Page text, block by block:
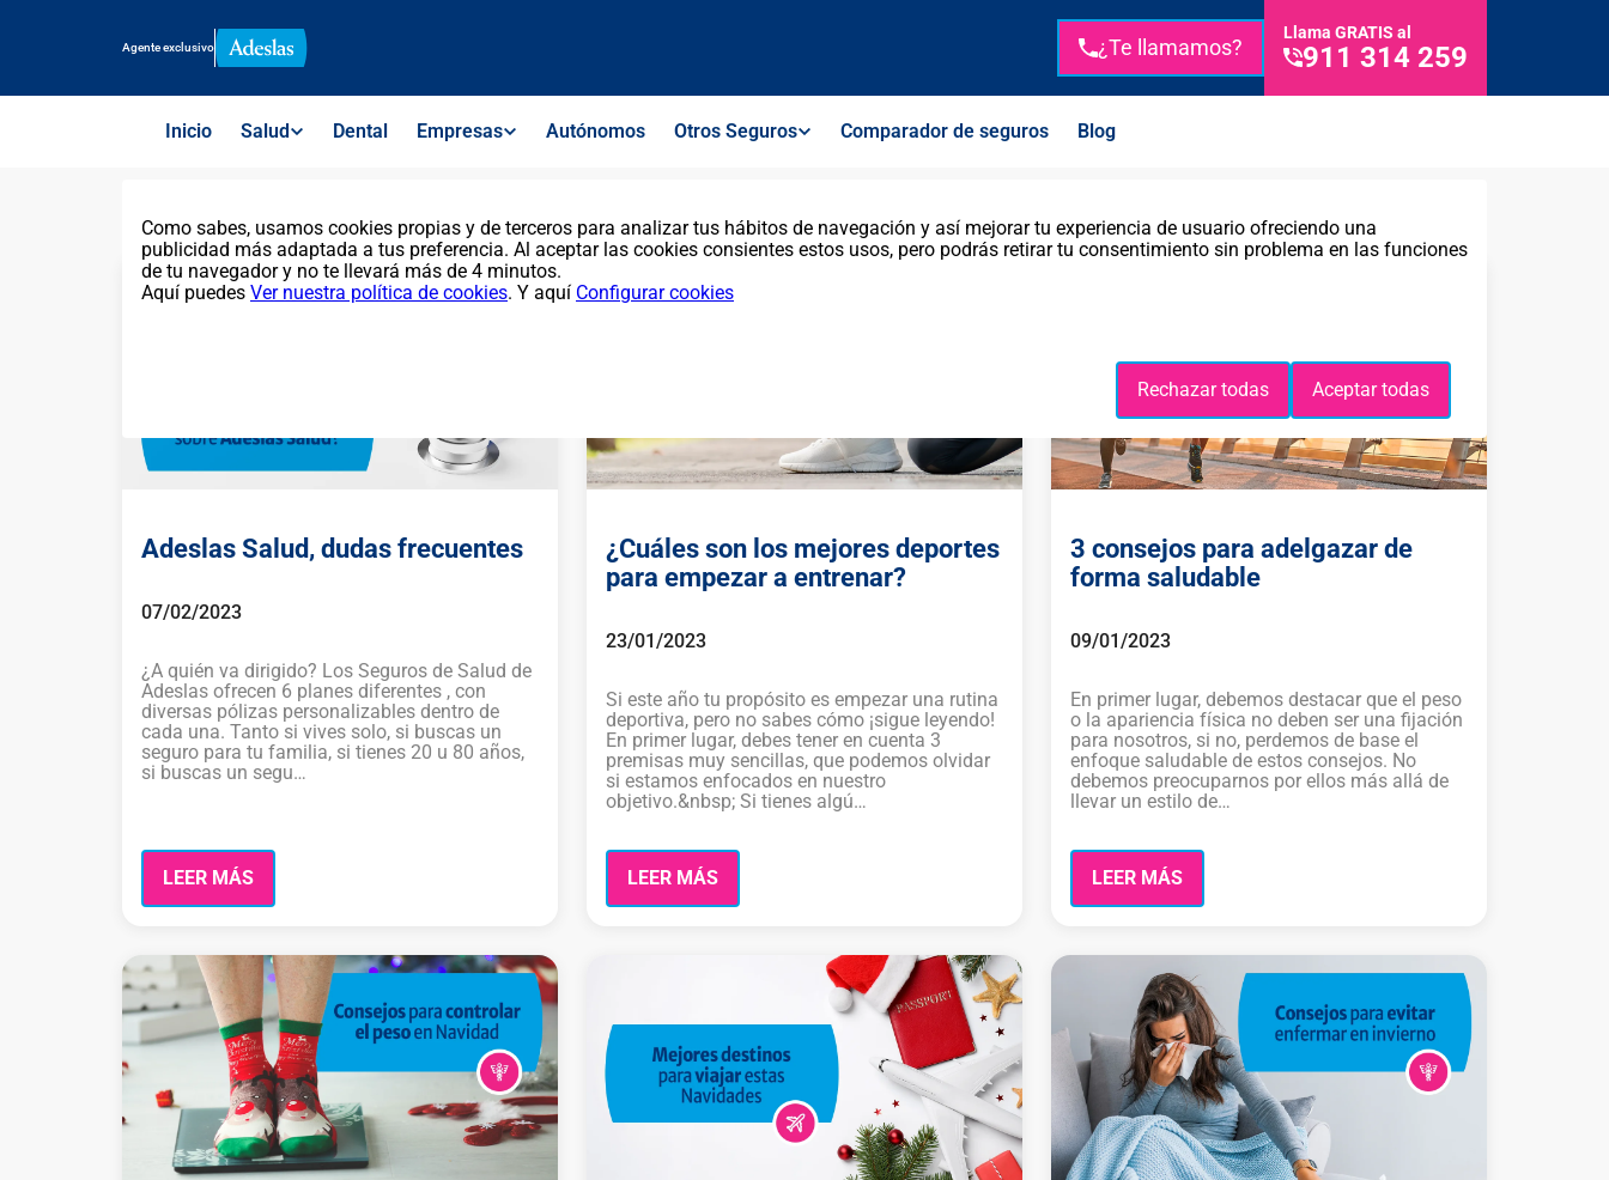
Agente exclusivo ¿Te llamamos?
Llama GRATIS al
911 314 259
Inicio Salud Dental Empresas Autónomos Otros Seguros Comparador de seguros Blog
Adeslas Salud, dudas frecuentes
07/02/2023
¿A quién va dirigido? Los Seguros de Salud de
Adeslas ofrecen 6 planes diferentes , con
diversas pólizas personalizables dentro de
cada una. Tanto si vives solo, si buscas un
seguro para tu familia, si tienes 20 u 80 años,
si buscas un segu…
LEER MÁS
¿Cuáles son los mejores deportes
para empezar a entrenar?
23/01/2023
Si este año tu propósito es empezar una rutina
deportiva, pero no sabes cómo ¡sigue leyendo!
En primer lugar, debes tener en cuenta 3
premisas muy sencillas, que podemos olvidar
si estamos enfocados en nuestro
objetivo.&nbsp; Si tienes algú…
LEER MÁS
3 consejos para adelgazar de
forma saludable
09/01/2023
En primer lugar, debemos destacar que el peso
o la apariencia física no deben ser una fijación
para nosotros, si no, perdemos de base el
enfoque saludable de estos consejos. No
debemos preocuparnos por ellos más allá de
llevar un estilo de…
LEER MÁS
Como sabes, usamos cookies propias y de terceros para analizar tus hábitos de navegación y así mejorar tu experiencia de usuario ofreciendo una
publicidad más adaptada a tus preferencia. Al aceptar las cookies consientes estos usos, pero podrás retirar tu consentimiento sin problema en las funciones
de tu navegador y no te llevará más de 4 minutos.
Aquí puedes Ver nuestra política de cookies. Y aquí Configurar cookies
Rechazar todas Aceptar todas